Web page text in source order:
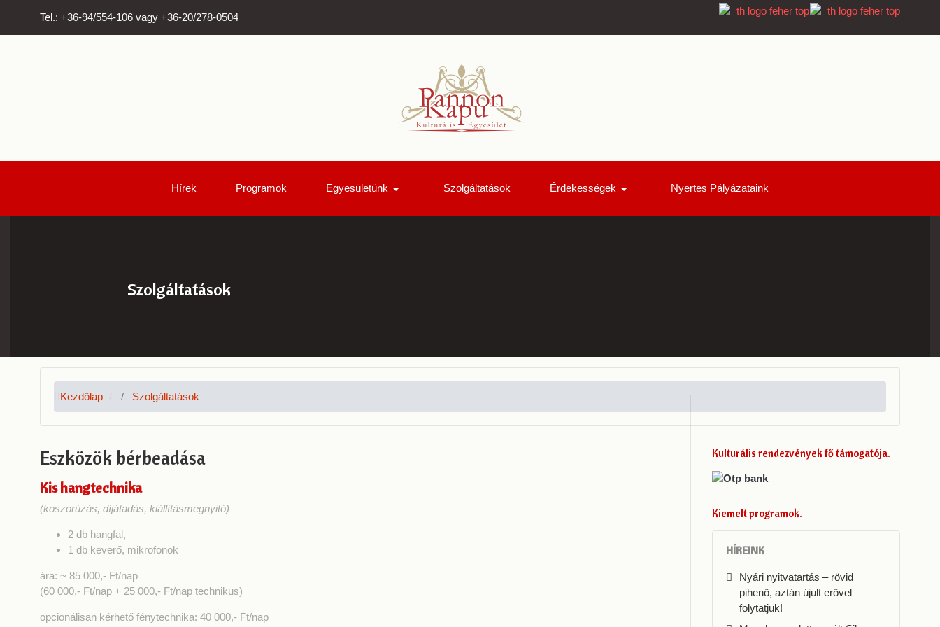
Tel.: +36-94/554-106 vagy +36-20/278-0504
Hírek Programok Egyesületünk Szolgáltatások Érdekességek Nyertes Pályázataink
Szolgáltatások
Kezdőlap Szolgáltatások
Eszközök bérbeadása
Kis hangtechnika
(koszorúzás, díjátadás, kiállításmegnyitó)
2 db hangfal,
1 db keverő, mikrofonok
ára: ~ 85 000,- Ft/nap
(60 000,- Ft/nap + 25 000,- Ft/nap technikus)
opcionálisan kérhető fénytechnika: 40 000,- Ft/nap
Kulturális rendezvények fő támogatója
Kiemelt programok
HÍREINK
Nyári nyitvatartás – rövid
pihenő, aztán újult erővel
folytatjuk!